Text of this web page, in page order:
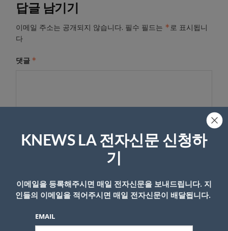
답글 남기기
이메일 주소는 공개되지 않습니다. 필수 필드는 *로 표시됩니
다
댓글 *
이름
KNEWS LA 전자신문 신청하
기
이메일을 등록해주시면 매일 전자신문을 보내드립니다. 지
인들의 이메일을 적어주시면 매일 전자신문이 배달됩니다.
EMAIL